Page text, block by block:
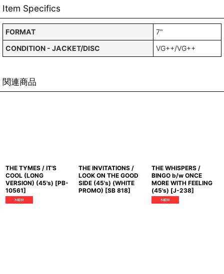
Item Specifics
FORMAT
7"
CONDITION - JACKET/DISC
VG++/VG++
関連商品
THE TYMES / IT'S
COOL (LONG
VERSION) (45's) [PB-
10561]
THE INVITATIONS /
LOOK ON THE GOOD
SIDE (45's) (WHITE
PROMO) [SB 818]
THE WHISPERS /
BINGO b/w ONCE
MORE WITH FEELING
(45's) [J-238]